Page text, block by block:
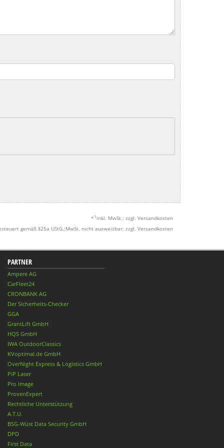
* 1 inkl. MwSt.; zzgl. Versandkosten
gemäß §25a UStG.;MwSt. nicht ausweisbar; zzgl. Versandkosten
PARTNER
Ampere AG
CarFleet24
CRONBANK AG
Der Sicherheits-Checker
GGA
GrantLift GmbH
HQS GmbH
IWA OutdoorClassics
KVoptimal.de GmbH
OverNight Express & Logistics GmbH
PiP Laser
Pro Image
ProvenExpert
Rechtliche Unterstützung
A.T.U.
BSG-Wüst Data Security GmbH
DPD
First Data